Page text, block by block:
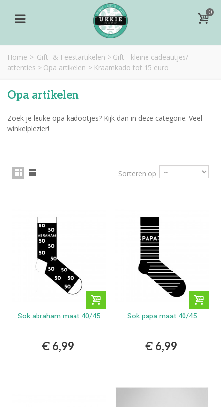
0
Home > Gift- & Feestartikelen > Gift - kleine cadeautjes/
attenties > Opa artikelen > Kraamkado tot 15 euro
Opa artikelen
Zoek je leuke opa kadootjes? Kijk dan in deze categorie. Veel
winkelplezier!
Sorteren op
Sok abraham maat 40/45
€ 6,99
Sok papa maat 40/45
€ 6,99